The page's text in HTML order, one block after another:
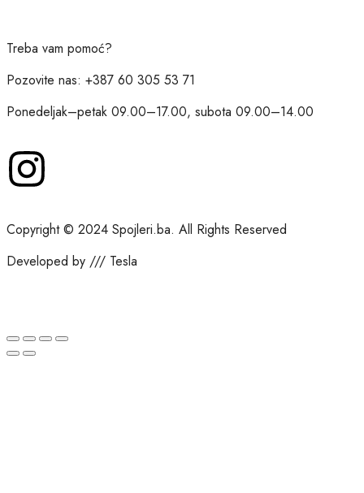
Treba vam pomoć?
Pozovite nas: +387 60 305 53 71
Ponedeljak–petak 09.00–17.00, subota 09.00–14.00
Copyright © 2024 Spojleri.ba. All Rights Reserved
Developed by /// Tesla